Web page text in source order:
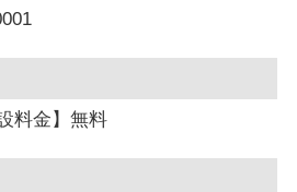
料金】無料